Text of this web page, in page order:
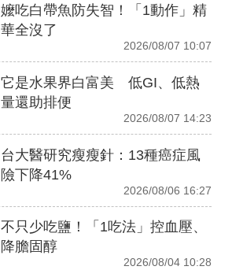
嬤吃白帶魚防失智！「1動作」精
華全沒了
2026/08/07 10:07
它是水果界白富美 低GI、低熱
量還助排便
2026/08/07 14:23
台大醫研究瘦瘦針：13種癌症風
險下降41%
2026/08/06 16:27
不只少吃鹽！「1吃法」控血壓、
降膽固醇
2026/08/04 10:28